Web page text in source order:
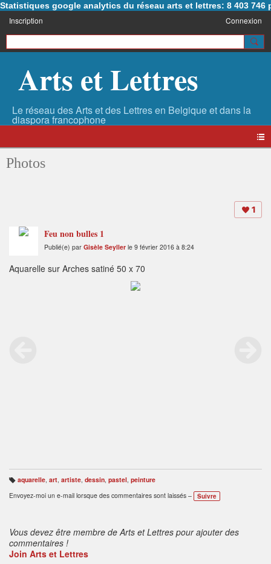
Statistiques google analytics du réseau arts et lettres: 8 403 746
Inscription Connexion
Arts et Lettres
Photos
1
Feu non bulles 1
Publié(e) par Gisèle Seyller le 9 février 2016 à 8:24
Aquarelle sur Arches satiné 50 x 70
B
ali
s
aquarelle, art, artiste, dessin, pastel, peinture
Envoyez-moi un e-mail lorsque des commentaires sont laissés –
Suivre
Vous devez être membre de Arts et Lettres pour ajouter des
commentaires !
Join Arts et Lettres